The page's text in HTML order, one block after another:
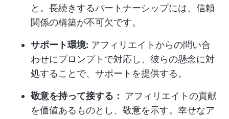
と。長続きするパートナーシップには、信頼
関係の構築が不可欠です。
サポート環境: アフィリエイトからの問い合
わせにプロンプトで対応し、彼らの懸念に対
処することで、サポートを提供する。
敬意を持って接する： アフィリエイトの貢献
を価値あるものとし、敬意を示す。幸せなア